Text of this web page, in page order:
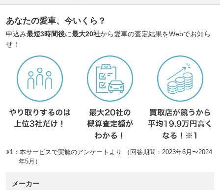
あなたの愛車、今いくら？
申込み最短3時間後に最大20社から愛車の査定結果をWebでお知ら
せ！
※1：本サービスで実施のアンケートより （回答期間：2023年6月〜2024
年5月）
メーカー